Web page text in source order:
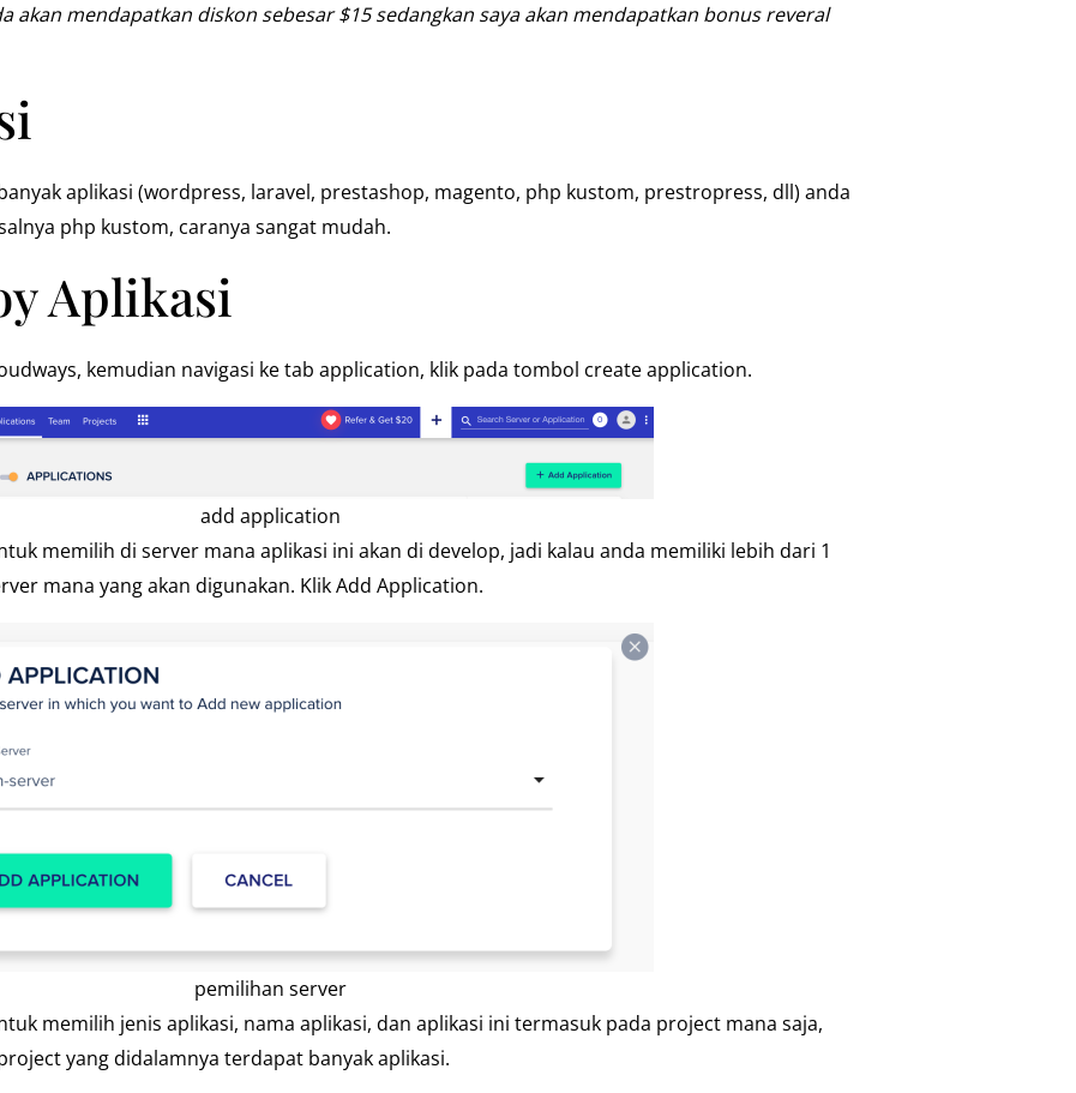
akan mendapatkan diskon sebesar $15 sedangkan saya akan mendapatkan bonus reveral
aplikasi (wordpress, laravel, prestashop, magento, php kustom, prestropress, dll) anda
php kustom, caranya sangat mudah.
Aplikasi
kemudian navigasi ke tab application, klik pada tombol create application.
add application
memilih di server mana aplikasi ini akan di develop, jadi kalau anda memiliki lebih dari 1
mana yang akan digunakan. Klik Add Application.
pemilihan server
memilih jenis aplikasi, nama aplikasi, dan aplikasi ini termasuk pada project mana saja,
yang didalamnya terdapat banyak aplikasi.